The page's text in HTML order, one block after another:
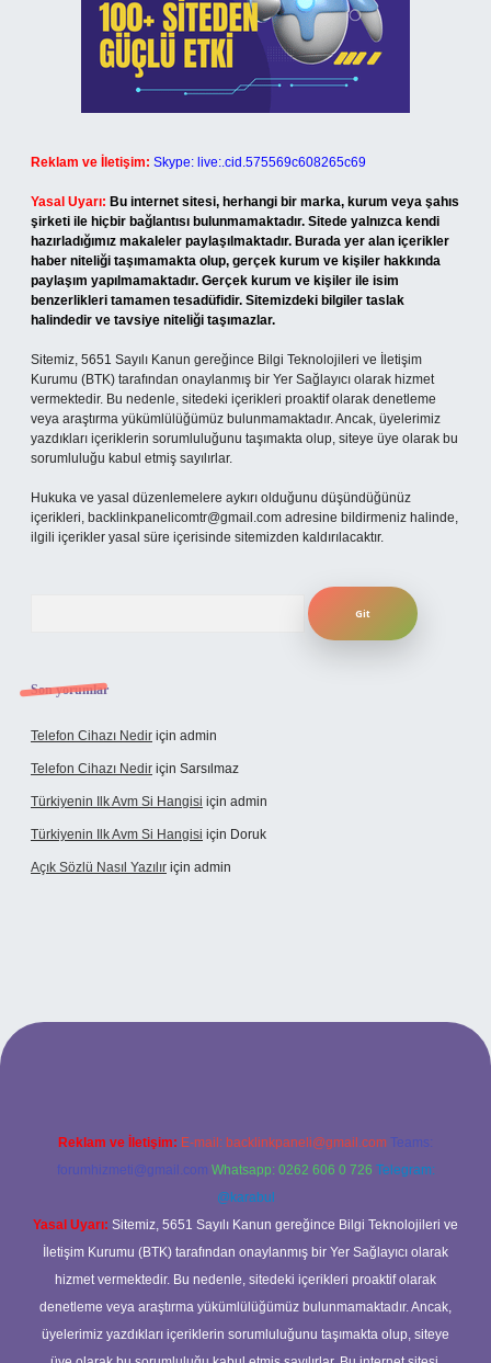
Reklam ve İletişim: Skype: live:.cid.575569c608265c69
Yasal Uyarı: Bu internet sitesi, herhangi bir marka, kurum veya şahıs
şirketi ile hiçbir bağlantısı bulunmamaktadır. Sitede yalnızca kendi
hazırladığımız makaleler paylaşılmaktadır. Burada yer alan içerikler
haber niteliği taşımamakta olup, gerçek kurum ve kişiler hakkında
paylaşım yapılmamaktadır. Gerçek kurum ve kişiler ile isim
benzerlikleri tamamen tesadüfidir. Sitemizdeki bilgiler taslak
halindedir ve tavsiye niteliği taşımazlar.
Sitemiz, 5651 Sayılı Kanun gereğince Bilgi Teknolojileri ve İletişim
Kurumu (BTK) tarafından onaylanmış bir Yer Sağlayıcı olarak hizmet
vermektedir. Bu nedenle, sitedeki içerikleri proaktif olarak denetleme
veya araştırma yükümlülüğümüz bulunmamaktadır. Ancak, üyelerimiz
yazdıkları içeriklerin sorumluluğunu taşımakta olup, siteye üye olarak bu
sorumluluğu kabul etmiş sayılırlar.
Hukuka ve yasal düzenlemelere aykırı olduğunu düşündüğünüz
içerikleri, backlinkpanelicomtr@gmail.com adresine bildirmeniz halinde,
ilgili içerikler yasal süre içerisinde sitemizden kaldırılacaktır.
Son yorumlar
Telefon Cihazı Nedir için admin
Telefon Cihazı Nedir için Sarsılmaz
Türkiyenin Ilk Avm Si Hangisi için admin
Türkiyenin Ilk Avm Si Hangisi için Doruk
Açık Sözlü Nasıl Yazılır için admin
Reklam ve İletişim: E-mail: backlinkpaneli@gmail.com Teams:
forumhizmeti@gmail.com Whatsapp: 0262 606 0 726 Telegram:
@karabul
Yasal Uyarı: Sitemiz, 5651 Sayılı Kanun gereğince Bilgi Teknolojileri ve
İletişim Kurumu (BTK) tarafından onaylanmış bir Yer Sağlayıcı olarak
hizmet vermektedir. Bu nedenle, sitedeki içerikleri proaktif olarak
denetleme veya araştırma yükümlülüğümüz bulunmamaktadır. Ancak,
üyelerimiz yazdıkları içeriklerin sorumluluğunu taşımakta olup, siteye